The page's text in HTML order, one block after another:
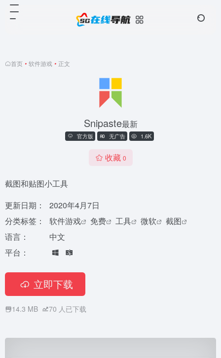
首页 • 软件游戏 • 正文
Snipaste最新
官方版 无广告 1.6K
收藏 0
截图和贴图小工具
更新日期：
2020年4月7日
分类标签：
软件游戏 免费 工具 微软
截图
语言：
中文
平台：
立即下载
14.3 MB 70 人已下载